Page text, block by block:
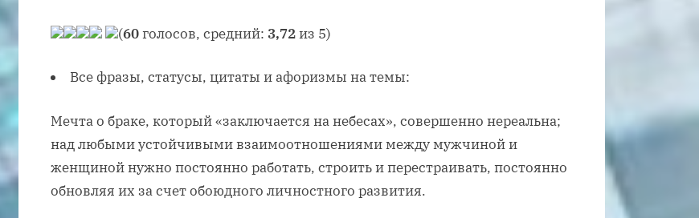
(60голосов, средний: 3,72из 5)
Все фразы, статусы, цитаты и афоризмы на темы:
Мечта о браке, который «заключается на небесах», совершенно нереальна;
над любыми устойчивыми взаимоотношениями между мужчиной и
женщиной нужно постоянно работать, строить и перестраивать, постоянно
обновляя их за счет обоюдного личностного развития.